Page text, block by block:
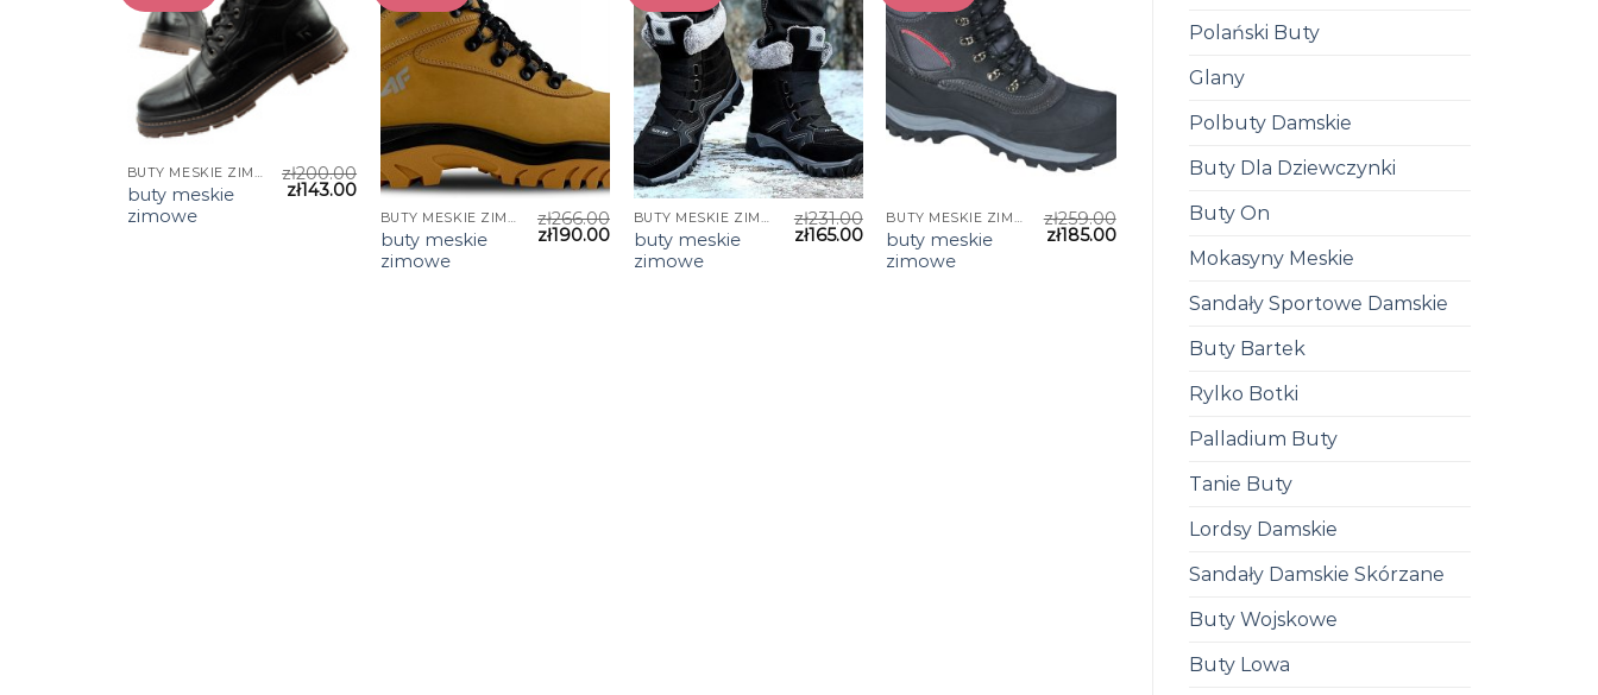
Polański Buty
Glany
Polbuty Damskie
Buty Dla Dziewczynki
Buty On
Mokasyny Meskie
Sandały Sportowe Damskie
Buty Bartek
Rylko Botki
Palladium Buty
Tanie Buty
Lordsy Damskie
Sandały Damskie Skórzane
Buty Wojskowe
Buty Lowa
BUTY MESKIE ZIMOWE
buty meskie
zimowe
zł200.00
zł143.00
BUTY MESKIE ZIMOWE
buty meskie
zimowe
zł266.00
zł190.00
BUTY MESKIE ZIMOWE
buty meskie
zimowe
zł231.00
zł165.00
BUTY MESKIE ZIMOWE
buty meskie
zimowe
zł259.00
zł185.00